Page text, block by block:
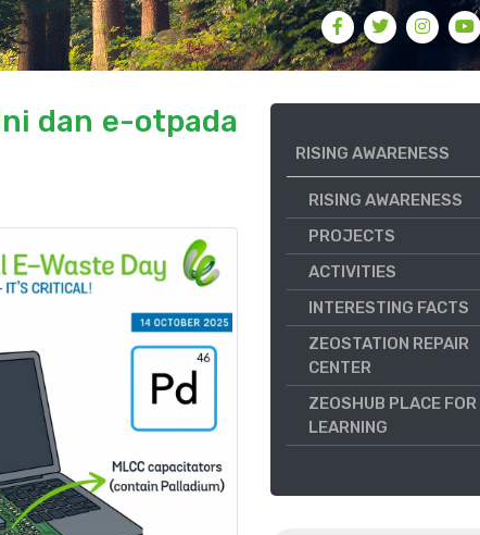
dan e-otpada
RISING AWARENESS
RISING AWARENESS
PROJECTS
ACTIVITIES
INTERESTING FACTS
ZEOSTATION REPAIR
CENTER
ZEOSHUB PLACE FOR
LEARNING